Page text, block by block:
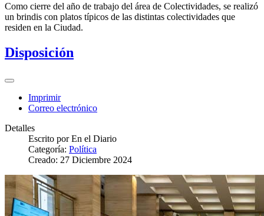
Como cierre del año de trabajo del área de Colectividades, se realizó
un brindis con platos típicos de las distintas colectividades que
residen en la Ciudad.
Disposición
Imprimir
Correo electrónico
Detalles
Escrito porEn el Diario
Categoría: Política
Creado: 27 Diciembre 2024